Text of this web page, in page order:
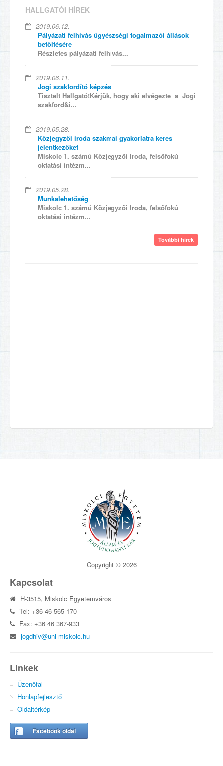
HALLGATÓI HÍREK
2019.06.12.
Pályázati felhívás ügyészségi fogalmazói állások
betöltésére
Részletes pályázati felhívás...
2019.06.11.
Jogi szakfordító képzés
Tisztelt Hallgató!Kérjük, hogy aki elvégezte a Jogi
szakford&i...
2019.05.28.
Közjegyzői iroda szakmai gyakorlatra keres
jelentkezőket
Miskolc 1. számú Közjegyzői Iroda, felsőfokú
oktatási intézm...
2019.05.28.
Munkalehetőség
Miskolc 1. számú Közjegyzői Iroda, felsőfokú
oktatási intézm...
További hírek
Copyright © 2026
Kapcsolat
H-3515, Miskolc Egyetemváros
Tel: +36 46 565-170
Fax: +36 46 367-933
jogdhiv@uni-miskolc.hu
Linkek
Üzenőfal
Honlapfejlesztő
Oldaltérkép
Facebook oldal